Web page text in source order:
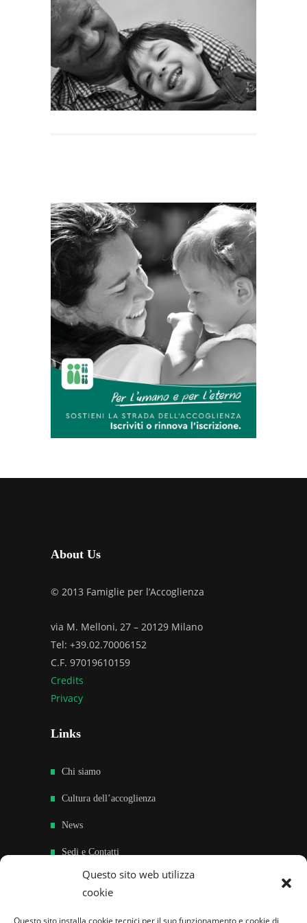
Questo sito web utilizza
cookie
Questo sito installa cookie tecnici per il suo funzionamento e cookie di
About Us
© 2013 Famiglie per l’Accoglienza
via M. Melloni, 27 – 20129 Milano
Tel: +39.02.70006152
C.F. 97019610159
Credits
Privacy
Links
Chi siamo
Cultura dell’accoglienza
News
Sedi e Contatti
Sostieni